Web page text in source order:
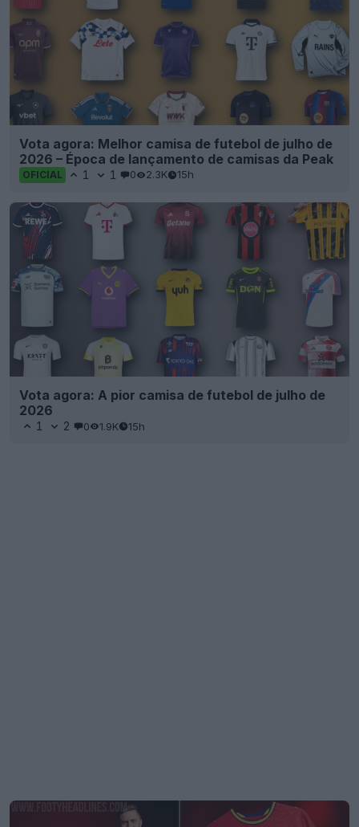
Vota agora: Melhor camisa de futebol de julho de
2026 – Época de lançamento de camisas da Peak
OFICIAL 1 1 0 2.3K 15h
Vota agora: A pior camisa de futebol de julho de
2026
1 2 0 1.9K 15h